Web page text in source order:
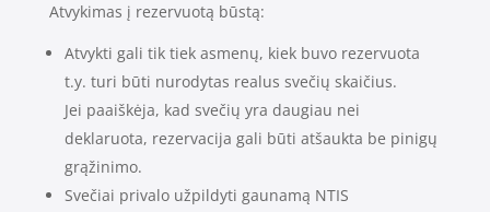
Atvykimas į rezervuotą būstą:
Atvykti gali tik tiek asmenų, kiek buvo rezervuota
t.y. turi būti nurodytas realus svečių skaičius.
Jei paaiškėja, kad svečių yra daugiau nei
deklaruota, rezervacija gali būti atšaukta be pinigų
grąžinimo.
Svečiai privalo užpildyti gaunamą NTIS